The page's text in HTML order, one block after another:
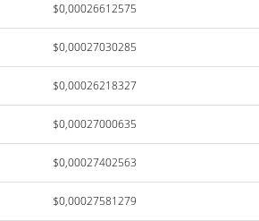
$0,00026612575
$0,00027030285
$0,00026218327
$0,00027000635
$0,00027402563
$0,00027581279